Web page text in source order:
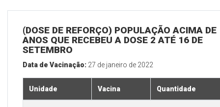
(DOSE DE REFORÇO) POPULAÇÃO ACIMA DE
ANOS QUE RECEBEU A DOSE 2 ATÉ 16 DE
SETEMBRO
Data de Vacinação: 27 de janeiro de 2022
Unidade Vacina Quantidade